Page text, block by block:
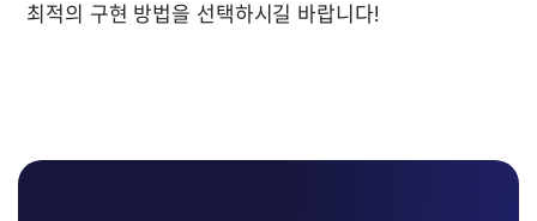
최적의 구현 방법을 선택하시길 바랍니다!